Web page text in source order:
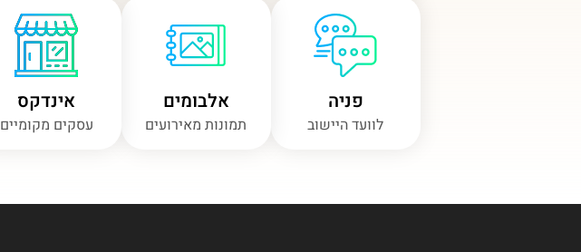
פניה
לוועד היישוב
אלבומים
תמונות מאירועים
אינדקס
עסקים מקומיים